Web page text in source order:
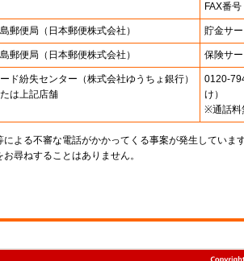
FAX番号
郵便局 （日本郵便株式会社） 貯金サ
郵便局 （日本郵便株式会社） 保険サ
ド紛失センター （株式会社ゆうちょ銀行）
は上記店舗
0120-
け）
※通話料
よる不審な電話がかかってくる事案が発生しています
尋ねすることはありません。